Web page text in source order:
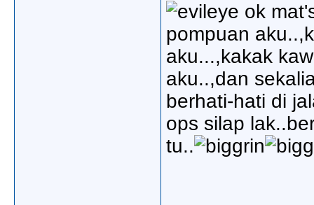
ok
pompuan
aku...,kakak
aku..,dan
berhati-hati di
ops silap
tu..